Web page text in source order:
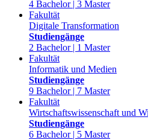
4 Bachelor | 3 Master
Fakultät
Digitale Transformation
Studiengänge
2 Bachelor | 1 Master
Fakultät
Informatik und Medien
Studiengänge
9 Bachelor | 7 Master
Fakultät
Wirtschaftswissenschaft und
Studiengänge
6 Bachelor | 5 Master